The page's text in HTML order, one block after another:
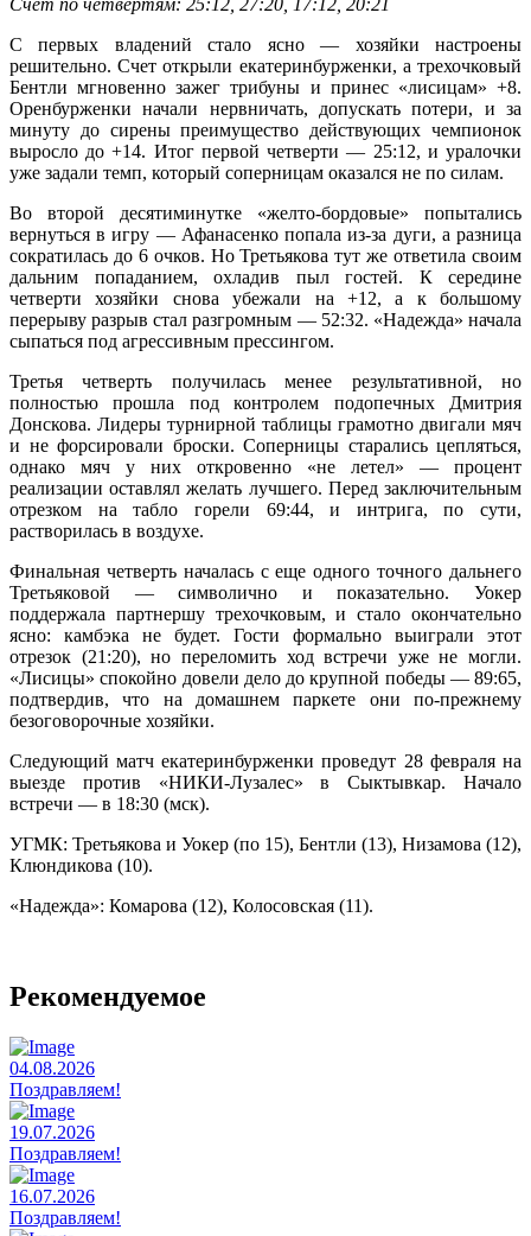
Счет по четвертям: 25:12, 27:20, 17:12, 20:21
С первых владений стало ясно — хозяйки настроены
решительно. Счет открыли екатеринбурженки, а трехочковый
Бентли мгновенно зажег трибуны и принес «лисицам» +8.
Оренбурженки начали нервничать, допускать потери, и за
минуту до сирены преимущество действующих чемпионок
выросло до +14. Итог первой четверти — 25:12, и уралочки
уже задали темп, который соперницам оказался не по силам.
Во второй десятиминутке «желто-бордовые» попытались
вернуться в игру — Афанасенко попала из-за дуги, а разница
сократилась до 6 очков. Но Третьякова тут же ответила своим
дальним попаданием, охладив пыл гостей. К середине
четверти хозяйки снова убежали на +12, а к большому
перерыву разрыв стал разгромным — 52:32. «Надежда» начала
сыпаться под агрессивным прессингом.
Третья четверть получилась менее результативной, но
полностью прошла под контролем подопечных Дмитрия
Донскова. Лидеры турнирной таблицы грамотно двигали мяч
и не форсировали броски. Соперницы старались цепляться,
однако мяч у них откровенно «не летел» — процент
реализации оставлял желать лучшего. Перед заключительным
отрезком на табло горели 69:44, и интрига, по сути,
растворилась в воздухе.
Финальная четверть началась с еще одного точного дальнего
Третьяковой — символично и показательно. Уокер
поддержала партнершу трехочковым, и стало окончательно
ясно: камбэка не будет. Гости формально выиграли этот
отрезок (21:20), но переломить ход встречи уже не могли.
«Лисицы» спокойно довели дело до крупной победы — 89:65,
подтвердив, что на домашнем паркете они по-прежнему
безоговорочные хозяйки.
Следующий матч екатеринбурженки проведут 28 февраля на
выезде против «НИКИ-Лузалес» в Сыктывкар. Начало
встречи — в 18:30 (мск).
УГМК: Третьякова и Уокер (по 15), Бентли (13), Низамова (12),
Клюндикова (10).
«Надежда»: Комарова (12), Колосовская (11).
Рекомендуемое
04.08.2026
Поздравляем!
19.07.2026
Поздравляем!
16.07.2026
Поздравляем!